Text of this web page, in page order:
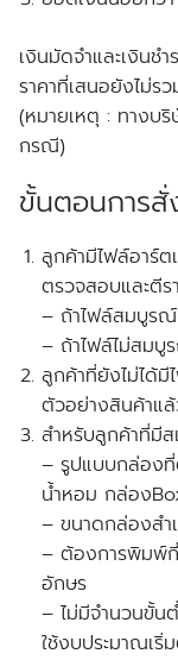
เงินมัดจำและเงินช
ราคาที่เสนอยังไม่ร
(หมายเหตุ : ทางบ
กรณี)
ขั้นตอนการ
ลูกค้ามีไฟล์อาร์
ตรวจสอบและตีร
– ถ้าไฟล์สมบูรณ์
– ถ้าไฟล์ไม่สมบู
ลูกค้าที่ยังไม่ได้
ตัวอย่างสินค้าแล้
สำหรับลูกค้าที่มี
– รูปแบบกล่องที่
น้ำหอม กล่อง
– ขนาดกล่องสำ
– ต้องการพิมพ์
อักษร
– ไม่มีจำนวนขั้น
ใช้งบประมาณเ